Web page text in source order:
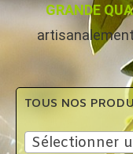
GRANDE
TOUS NOS
Sélectionner